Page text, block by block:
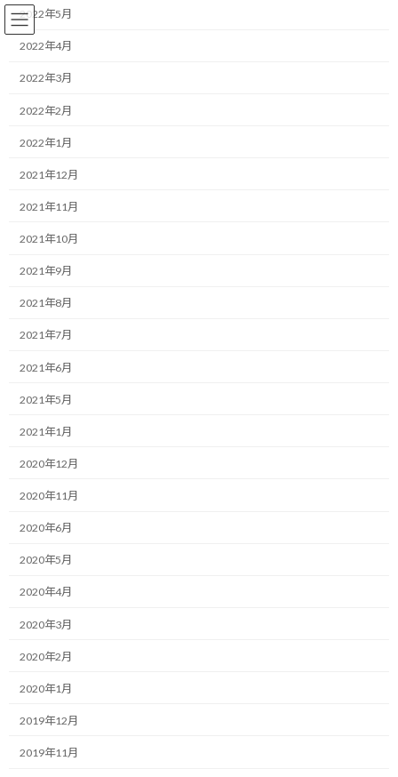
コ
ン
ナ
ビ
HOME
かかとのひび割れに効果があり
ました！
こんにちは！
ランニング・モチベーターのしゅんじです。
クリ行っていて、ちょっと血がにじむくらいの悲惨な状況でした。
自分のフォームはかかとで着地せず、ミッドフットで着地してい
と思います。
まだ冬も始まったばかりで、今の状況で走る時にも痛いとすると、
今後の本格的なシーズン到来で走れなくなるんじゃ無いか？とま
になったのは事実です。
2022年5月
2022年4月
2022年3月
2022年2月
2022年1月
2021年12月
2021年11月
2021年10月
2021年9月
2021年8月
2021年7月
2021年6月
2021年5月
2021年1月
2020年12月
2020年11月
2020年6月
2020年5月
2020年4月
2020年3月
2020年2月
2020年1月
2019年12月
2019年11月